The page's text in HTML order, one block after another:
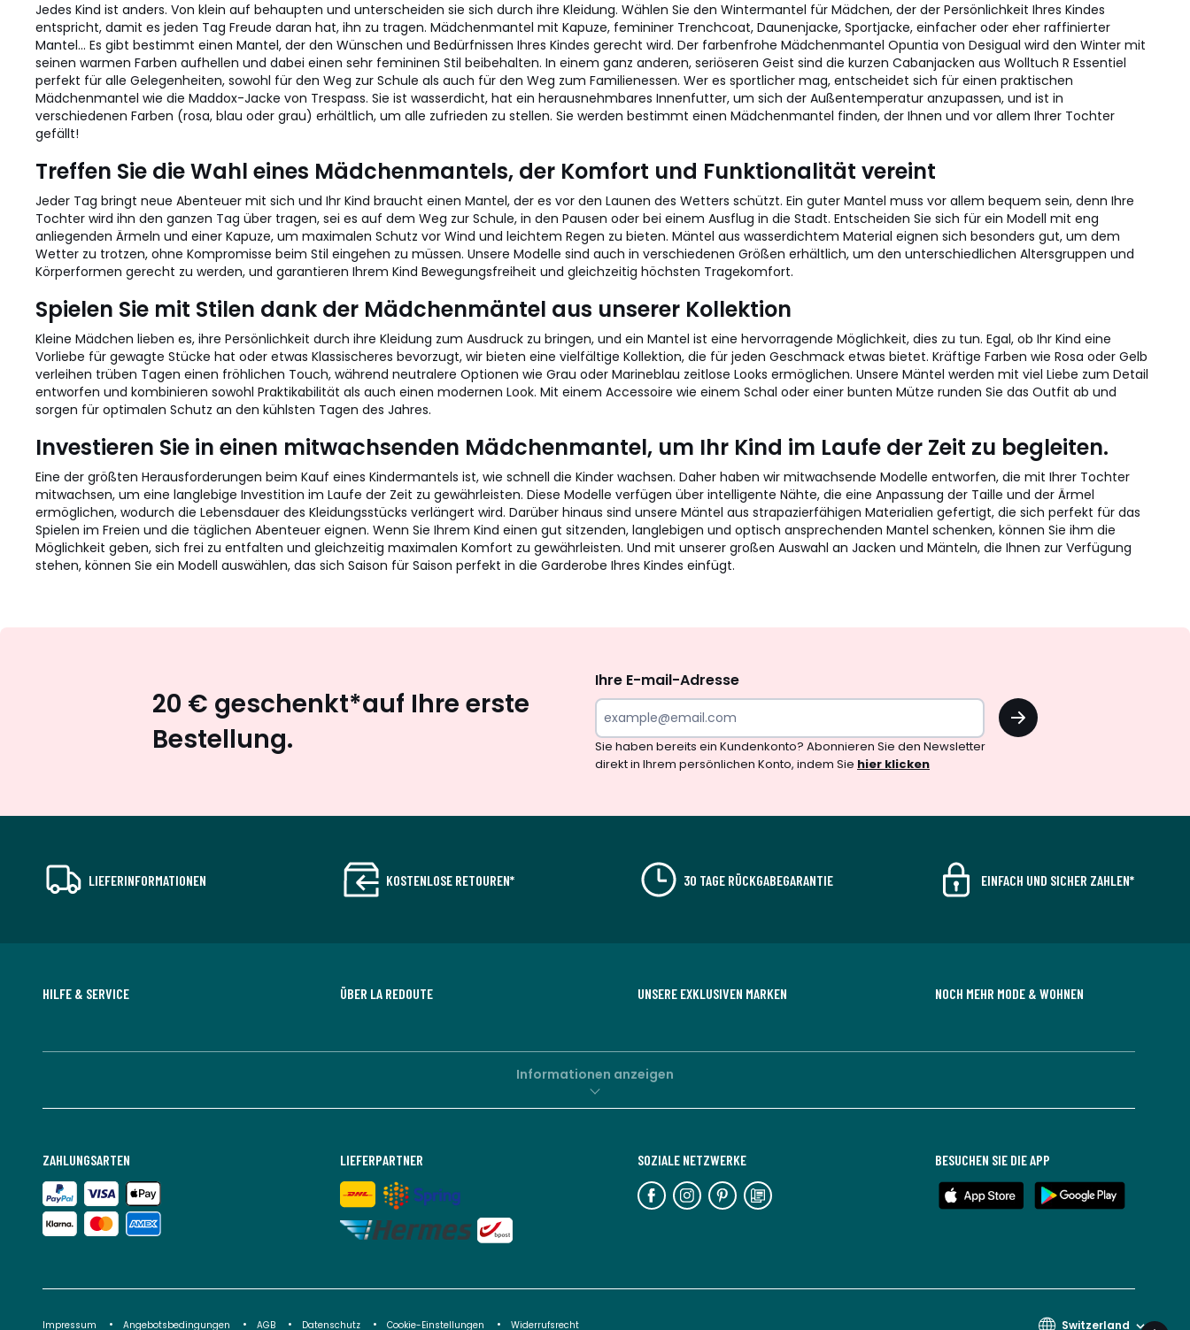
Jedes Kind ist anders. Von klein auf behaupten und unterscheiden sie sich durch ihre Kleidung. Wählen Sie den Wintermantel für Mädchen, der der Persönlichkeit Ihres Kindes
entspricht, damit es jeden Tag Freude daran hat, ihn zu tragen. Mädchenmantel mit Kapuze, femininer Trenchcoat, Daunenjacke, Sportjacke, einfacher oder eher raffinierter
Mantel... Es gibt bestimmt einen Mantel, der den Wünschen und Bedürfnissen Ihres Kindes gerecht wird. Der farbenfrohe Mädchenmantel Opuntia von Desigual wird den Winter mit
seinen warmen Farben aufhellen und dabei einen sehr femininen Stil beibehalten. In einem ganz anderen, seriöseren Geist sind die kurzen Cabanjacken aus Wolltuch R Essentiel
perfekt für alle Gelegenheiten, sowohl für den Weg zur Schule als auch für den Weg zum Familienessen. Wer es sportlicher mag, entscheidet sich für einen praktischen
Mädchenmantel wie die Maddox-Jacke von Trespass. Sie ist wasserdicht, hat ein herausnehmbares Innenfutter, um sich der Außentemperatur anzupassen, und ist in
verschiedenen Farben (rosa, blau oder grau) erhältlich, um alle zufrieden zu stellen. Sie werden bestimmt einen Mädchenmantel finden, der Ihnen und vor allem Ihrer Tochter
gefällt!
Treffen Sie die Wahl eines Mädchenmantels, der Komfort und Funktionalität vereint
Jeder Tag bringt neue Abenteuer mit sich und Ihr Kind braucht einen Mantel, der es vor den Launen des Wetters schützt. Ein guter Mantel muss vor allem bequem sein, denn Ihre
Tochter wird ihn den ganzen Tag über tragen, sei es auf dem Weg zur Schule, in den Pausen oder bei einem Ausflug in die Stadt. Entscheiden Sie sich für ein Modell mit eng
anliegenden Ärmeln und einer Kapuze, um maximalen Schutz vor Wind und leichtem Regen zu bieten. Mäntel aus wasserdichtem Material eignen sich besonders gut, um dem
Wetter zu trotzen, ohne Kompromisse beim Stil eingehen zu müssen. Unsere Modelle sind auch in verschiedenen Größen erhältlich, um den unterschiedlichen Altersgruppen und
Körperformen gerecht zu werden, und garantieren Ihrem Kind Bewegungsfreiheit und gleichzeitig höchsten Tragekomfort.
Spielen Sie mit Stilen dank der Mädchenmäntel aus unserer Kollektion
Kleine Mädchen lieben es, ihre Persönlichkeit durch ihre Kleidung zum Ausdruck zu bringen, und ein Mantel ist eine hervorragende Möglichkeit, dies zu tun. Egal, ob Ihr Kind eine
Vorliebe für gewagte Stücke hat oder etwas Klassischeres bevorzugt, wir bieten eine vielfältige Kollektion, die für jeden Geschmack etwas bietet. Kräftige Farben wie Rosa oder Gelb
verleihen trüben Tagen einen fröhlichen Touch, während neutralere Optionen wie Grau oder Marineblau zeitlose Looks ermöglichen. Unsere Mäntel werden mit viel Liebe zum Detail
entworfen und kombinieren sowohl Praktikabilität als auch einen modernen Look. Mit einem Accessoire wie einem Schal oder einer bunten Mütze runden Sie das Outfit ab und
sorgen für optimalen Schutz an den kühlsten Tagen des Jahres.
Investieren Sie in einen mitwachsenden Mädchenmantel, um Ihr Kind im Laufe der Zeit zu begleiten.
Eine der größten Herausforderungen beim Kauf eines Kindermantels ist, wie schnell die Kinder wachsen. Daher haben wir mitwachsende Modelle entworfen, die mit Ihrer Tochter
mitwachsen, um eine langlebige Investition im Laufe der Zeit zu gewährleisten. Diese Modelle verfügen über intelligente Nähte, die eine Anpassung der Taille und der Ärmel
ermöglichen, wodurch die Lebensdauer des Kleidungsstücks verlängert wird. Darüber hinaus sind unsere Mäntel aus strapazierfähigen Materialien gefertigt, die sich perfekt für das
Spielen im Freien und die täglichen Abenteuer eignen. Wenn Sie Ihrem Kind einen gut sitzenden, langlebigen und optisch ansprechenden Mantel schenken, können Sie ihm die
Möglichkeit geben, sich frei zu entfalten und gleichzeitig maximalen Komfort zu gewährleisten. Und mit unserer großen Auswahl an Jacken und Mänteln, die Ihnen zur Verfügung
stehen, können Sie ein Modell auswählen, das sich Saison für Saison perfekt in die Garderobe Ihres Kindes einfügt.
20 € geschenkt*auf Ihre erste
Bestellung.
Ihre E-mail-Adresse
OK
Sie haben bereits ein Kundenkonto? Abonnieren Sie den Newsletter
direkt in Ihrem persönlichen Konto, indem Sie hier klicken
LIEFERINFORMATIONEN KOSTENLOSE RETOUREN* 30 TAGE RÜCKGABEGARANTIE EINFACH UND SICHER ZAHLEN*
HILFE & SERVICE ÜBER LA REDOUTE UNSERE EXKLUSIVEN MARKEN NOCH MEHR MODE & WOHNEN
Informationen anzeigen
ZAHLUNGSARTEN LIEFERPARTNER SOZIALE NETZWERKE BESUCHEN SIE DIE APP
Impressum Angebotsbedingungen AGB Datenschutz Cookie-Einstellungen Widerrufsrecht Switzerland